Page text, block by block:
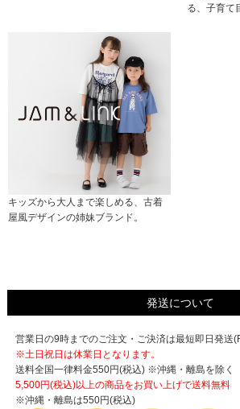
る、子育て
キッズから大人まで楽しめる、古着
屋風デザインの姉妹ブランド。
発送について
営業日の9時までのご注文・ご決済は最短即日発送
※土日祝日は休業日となります。
送料全国一律料金550円(税込) ※沖縄・離島を除く
5,500円(税込)以上の商品をお買い上げで送料無料
※沖縄・離島は550円(税込)